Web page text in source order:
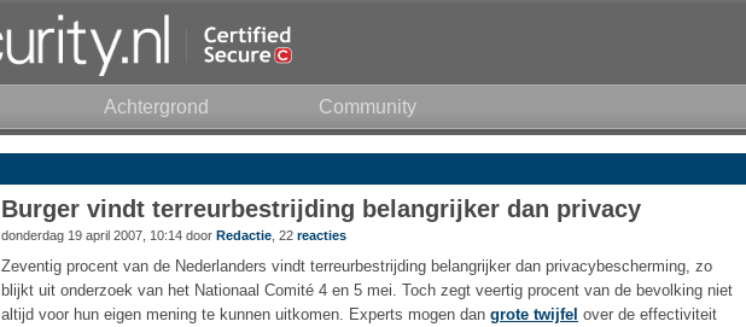
Achtergrond Community
Burger vindt terreurbestrijding belangrijker dan privacy
donderdag 19 april 2007, 10:14 door Redactie , 22 reacties
Zeventig procent van de Nederlanders vindt terreurbestrijding belangrijker dan privacybescherming, zo
blijkt uit onderzoek van het Nationaal Comité 4 en 5 mei. Toch zegt veertig procent van de bevolking niet
altijd voor hun eigen mening te kunnen uitkomen. Experts mogen dan grote twijfel over de effectiviteit